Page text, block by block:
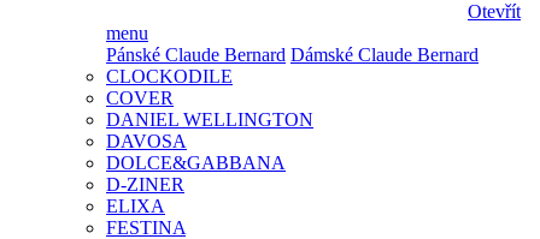
Otevřít
menu
Pánské Claude Bernard Dámské Claude Bernard
CLOCKODILE
COVER
DANIEL WELLINGTON
DAVOSA
DOLCE&GABBANA
D-ZINER
ELIXA
FESTINA